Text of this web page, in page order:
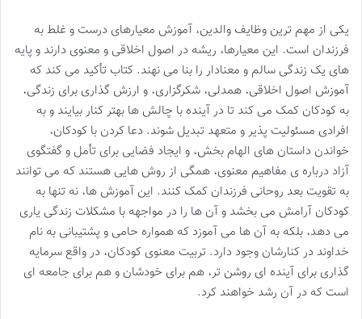
یکی از مهم ترین وظایف والدین، آموزش معیارهای درست و غلط به
فرزندان است. این معیارها، ریشه در اصول اخلاقی و معنوی دارند و پایه
های یک زندگی سالم و معنادار را بنا می نهند. کتاب تأکید می کند که
آموزش اصول اخلاقی، همدلی، شکرگزاری، و ارزش گذاری برای زندگی،
به کودکان کمک می کند تا در آینده با چالش ها بهتر کنار بیایند و به
افرادی مسئولیت پذیر و متعهد تبدیل شوند. دعا کردن با کودکان،
خواندن داستان های الهام بخش، و ایجاد فضایی برای تأمل و گفتگوی
آزاد درباره ی مفاهیم معنوی، همگی از روش هایی هستند که می توانند
به تقویت بعد روحانی فرزندان کمک کنند. این آموزش ها، نه تنها به
کودکان آرامش می بخشد و آن ها را در مواجهه با مشکلات زندگی یاری
می دهد، بلکه به آن ها می آموزد که همواره حامی و پشتیبانی به نام
خداوند در کنارشان وجود دارد. تربیت معنوی کودکان، در واقع سرمایه
گذاری برای آینده ای روشن تر، هم برای خودشان و هم برای جامعه ای
است که در آن رشد خواهند کرد.